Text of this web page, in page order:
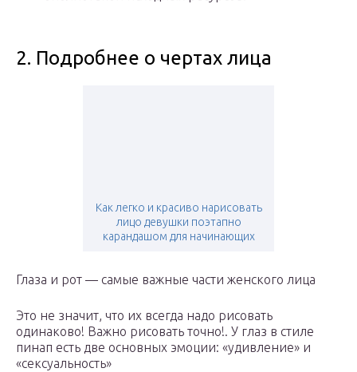
2. Подробнее о чертах лица
Как легко и красиво нарисовать
лицо девушки поэтапно
карандашом для начинающих
Глаза и рот — самые важные части женского лица
Это не значит, что их всегда надо рисовать
одинаково! Важно рисовать точно!. У глаз в стиле
пинап есть две основных эмоции: «удивление» и
«сексуальность»